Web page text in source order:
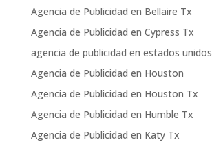
Agencia de Publicidad en Bellaire Tx
Agencia de Publicidad en Cypress Tx
agencia de publicidad en estados unidos
Agencia de Publicidad en Houston
Agencia de Publicidad en Houston Tx
Agencia de Publicidad en Humble Tx
Agencia de Publicidad en Katy Tx